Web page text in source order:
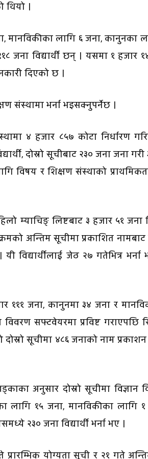
।
मानविकीका लागि ६ जना, कानुनका
जना विद्यार्थी छन् । यसमा १ हजार
दिएको छ ।
संस्थामा भर्ना भइसक्नुपर्नेछ ।
४ हजार ८५७ कोटा निर्धारण
दोस्रो सूचीबाट २३० जना जना गरी
विषय र शिक्षण संस्थाको
म्याचिङ् लिष्टबाट ३ हजार ५१ जना
क्रमको अन्तिम सूचीमा प्रकाशित
विद्यार्थीलाई जेठ २७ गतेभित्र
१११ जना, कानुनमा ३४ जना र
विवरण सफ्टवेयरमा प्रविष्ट गराएपछि
सूचीमा ४८६ जनाको नाम प्रकाशन
अनुसार दोस्रो सूचीमा विज्ञान
लागि १५ जना, मानविकीका लागि
२३० जना विद्यार्थी भर्ना भए ।
योग्यता सूची र २१ गते